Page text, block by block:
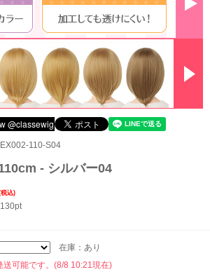
110-S04
- シルバー04
税込)
在庫：あり
送可能です。(8/8 10:21現在)